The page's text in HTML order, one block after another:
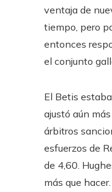
ventaja de
tiempo, pero
entonces
el conjunto
El Betis
ajustó aún
árbitros
esfuerzos de
de 4,60.
más que